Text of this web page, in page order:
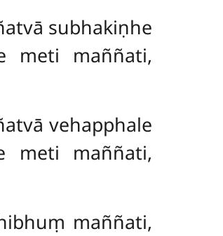
subhakiṇhe
meti maññati,
vehapphale
meti maññati,
maññati,